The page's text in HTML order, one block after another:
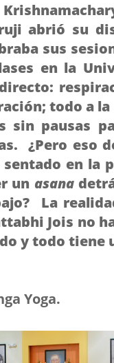
abrió su
sus
en la
todo a
sin pausas
¿Pero eso
en la
un asana
La
Jois no
y todo tiene
Yoga.